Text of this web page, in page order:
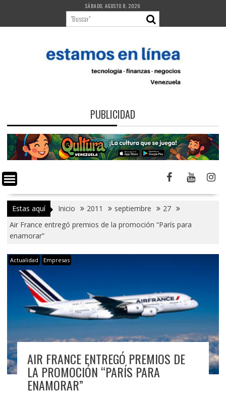
contenido
SÁBADO, AGOSTO 8, 2026
PUBLICIDAD
Estas aquí Inicio 2011 septiembre
27
Air France entregó premios de la promoción “París para
enamorar”
Actualidad Empresas
AIR FRANCE ENTREGÓ PREMIOS DE
LA PROMOCIÓN “PARÍS PARA
ENAMORAR”